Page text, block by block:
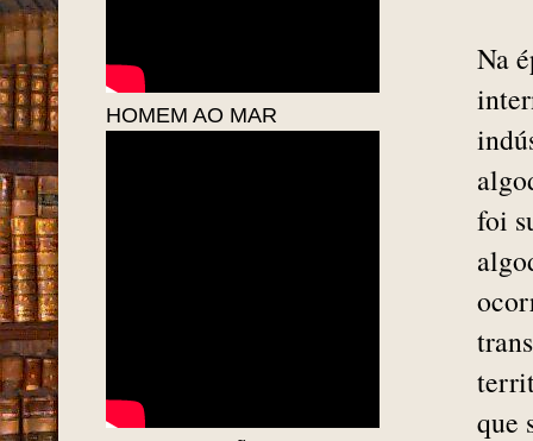
Na
foi
que
HOMEM AO MAR